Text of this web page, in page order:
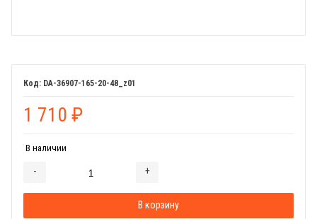
DA-36907-165-20-48_z01
1 710 ₽
В наличии
- +
В корзину